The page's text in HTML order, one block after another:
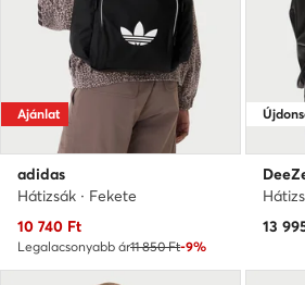
Ajánlat
adidas
Hátizsák · Fekete
Aktuális ár
10 740 Ft
Legalacsonyabb ár11 850 Ft-9%
13